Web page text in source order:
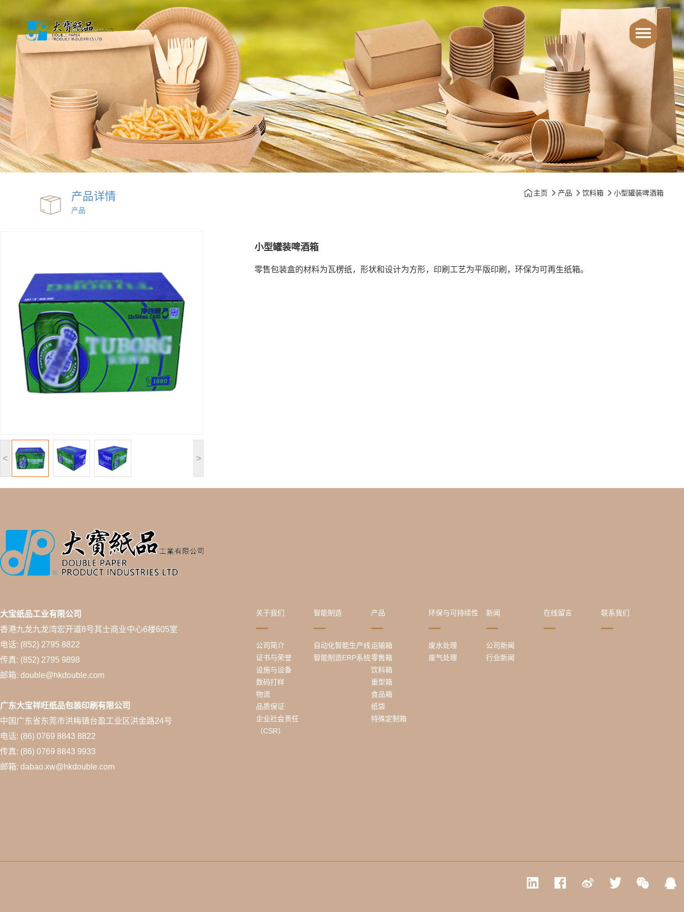
产品详情
产品
主页 产品 饮料箱 小型罐装啤酒箱
< >
小型罐装啤酒箱
零售包装盒的材料为瓦楞纸，形状和设计为方形，印刷工艺为平版印刷，环保为可再生纸箱。
大宝纸品工业有限公司
香港九龙九龙湾宏开道8号其士商业中心6楼605室
电话: (852) 2795 8822
传真: (852) 2795 9898
邮箱: double@hkdouble.com
广东大宝祥旺纸品包装印刷有限公司
中国广东省东莞市洪梅镇台盈工业区洪金路24号
电话: (86) 0769 8843 8822
传真: (86) 0769 8843 9933
邮箱: dabao.xw@hkdouble.com
关于我们
公司简介
证书与荣誉
设施与设备
数码打样
物流
品质保证
企业社会责任
（CSR）
智能制造
自动化智能生产线
智能制造ERP系统
产品
运输箱
零售箱
饮料箱
重型箱
食品箱
纸袋
特殊定制箱
环保与可持续性
废水处理
废气处理
新闻
公司新闻
行业新闻
在线留言 联系我们